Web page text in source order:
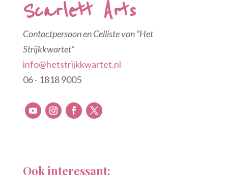
Scarlett Arts
Contactpersoon en Celliste van “Het
Strijkkwartet”
info@hetstrijkkwartet.nl
06 - 1818 9005
Ook interessant: